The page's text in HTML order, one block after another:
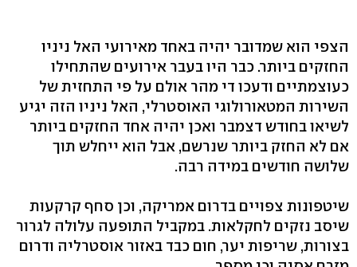
הצפי הוא שמדובר יהיה באחד מאירועי האל ניניו
החזקים ביותר. כבר היו בעבר אירועים שהתחילו
כעוצמתיים ודעכו די מהר אולם על פי התחזית של
השירות המטאורולוגי האוסטרלי, האל ניניו הזה יגיע
לשיאו בחודש דצמבר ואכן יהיה אחד החזקים ביותר
אם לא החזק ביותר שנרשם, אבל הוא ייחלש תוך
שלושה חודשים במידה רבה.
שיטפונות צפויים בדרום אמריקה, וכן סחף קרקעות
שיסב נזקים לחקלאות. במקביל התופעה עלולה לגרור
בצורות, שריפות יער, חום כבד באזור אוסטרליה ודרום